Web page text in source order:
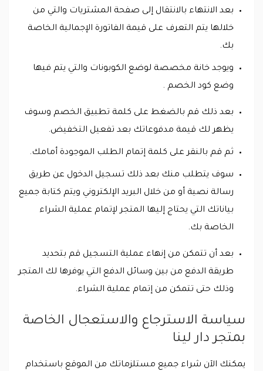
بعد الانتهاء بالانتقال إلى صفحة المشتريات والتي من
خلالها يتم التعرف على قيمة الفاتورة الإجمالية الخاصة
بك.
ويوجد خانة مخصصة لوضع الكوبونات والتي يتم فيها
وضع كود الخصم .
بعد ذلك قم بالضغط على كلمة تطبيق الخصم وسوف
يظهر لك قيمة مدفوعاتك بعد تفعيل التخفيض.
ثم قم بالنقر على كلمة إتمام الطلب الموجودة أمامك.
سوف يتطلب منك بعد ذلك تسجيل الدخول عن طريق
رسالة نصية أو من خلال البريد الإلكتروني ويتم كتابة جميع
بياناتك التي يحتاج إليها المتجر لإتمام عملية الشراء
الخاصة بك.
بعد أن تتمكن من إنهاء عملية التسجيل قم بتحديد
طريقة الدفع من بين وسائل الدفع التي يوفرها لك المتجر
وذلك حتى تتمكن من إتمام عملية الشراء.
سياسة الاسترجاع والاستعجال الخاصة
بمتجر دار لينا
يمكنك الآن شراء جميع مستلزماتك من الموقع باستخدام